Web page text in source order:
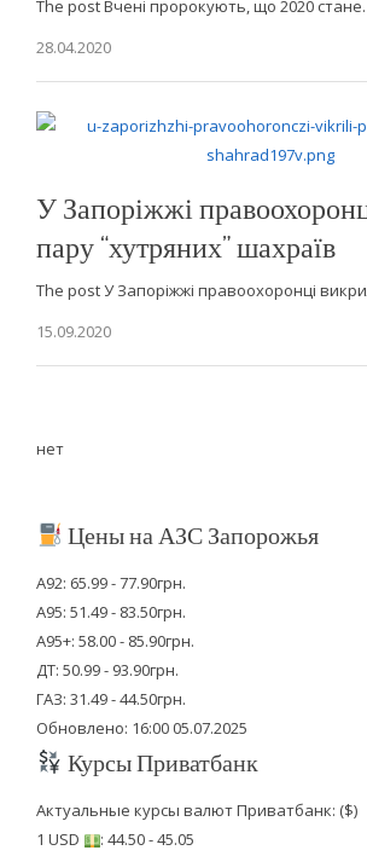
The post Вчені пророкують, що 2020
28.04.2020
У Запоріжжі
пару “хутряних” шахраїв
The post У Запоріжжі правоохоронці
15.09.2020
нет
Цены на АЗС Запорожья
А92: 65.99 - 77.90грн.
А95: 51.49 - 83.50грн.
А95+: 58.00 - 85.90грн.
ДТ: 50.99 - 93.90грн.
ГАЗ: 31.49 - 44.50грн.
Обновлено: 16:00 05.07.2025
Курсы Приватбанк
Актуальные курсы валют Приватбанк: ($)
1 USD
: 44.50 - 45.05